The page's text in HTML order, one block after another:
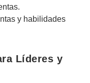
y habilidades
Líderes y